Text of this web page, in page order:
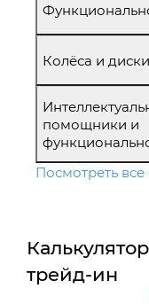
Колёса и диски
помощники и
Посмотреть
Калькулятор
трейд-ин